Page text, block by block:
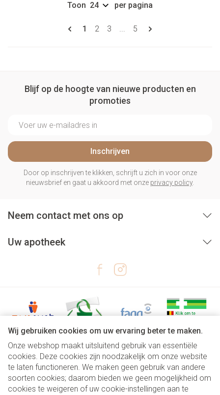
Wij gebruiken cookies om uw ervaring beter te maken.
Onze webshop maakt uitsluitend gebruik van essentiële
cookies. Deze cookies zijn noodzakelijk om onze website
te laten functioneren. We maken geen gebruik van andere
soorten cookies; daarom bieden we geen mogelijkheid om
cookies te weigeren of uw cookie-instellingen aan te
Pagina's
U lees momenteel pagina
1 Pagina
2 Pagina
3 ... Pagina
5
Toon per pagina
Blijf op de hoogte van nieuwe producten en
promoties
Inschrijven
Door op inschrijven te klikken, schrijft u zich in voor onze
nieuwsbrief en gaat u akkoord met onze privacy policy.
Neem contact met ons op
Uw apotheek
Juridische links